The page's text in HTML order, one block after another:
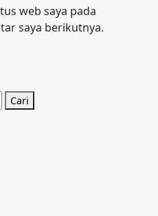
web saya pada
saya berikutnya.
Cari